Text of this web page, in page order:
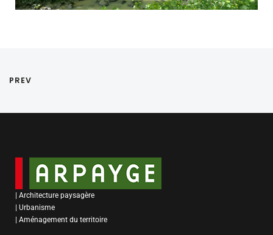
PREV
| Architecture paysagère
| Urbanisme
| Aménagement du territoire